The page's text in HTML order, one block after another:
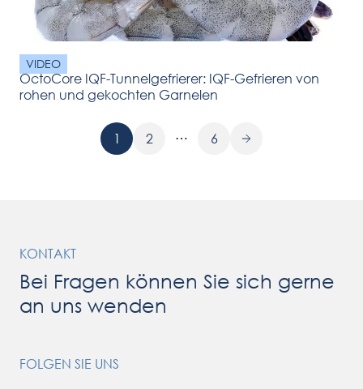
VIDEO
OctoCore IQF-Tunnelgefrierer: IQF-Gefrieren von
rohen und gekochten Garnelen
1 2 … 6
KONTAKT
Bei Fragen können Sie sich gerne
an uns wenden
FOLGEN SIE UNS